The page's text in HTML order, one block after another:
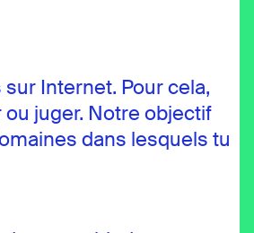
Internet. Pour cela,
juger. Notre objectif
dans lesquels tu